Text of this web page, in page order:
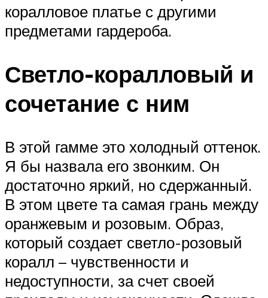
коралловое платье с другими
предметами гардероба.
Светло-коралловый и
сочетание с ним
В этой гамме это холодный оттенок.
Я бы назвала его звонким. Он
достаточно яркий, но сдержанный.
В этом цвете та самая грань между
оранжевым и розовым. Образ,
который создает светло-розовый
коралл – чувственности и
недоступности, за счет своей